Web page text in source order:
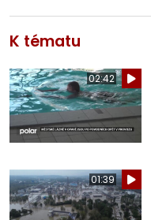
K tématu
02:42
01:39